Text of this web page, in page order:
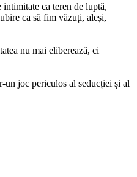
ca teren de luptă,
ca să fim văzuți, aleși,
nu mai eliberează, ci
joc periculos al seducției și al